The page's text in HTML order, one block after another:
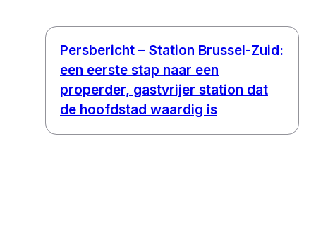
Persbericht – Station Brussel-Zuid:
een eerste stap naar een
properder, gastvrijer station dat
de hoofdstad waardig is